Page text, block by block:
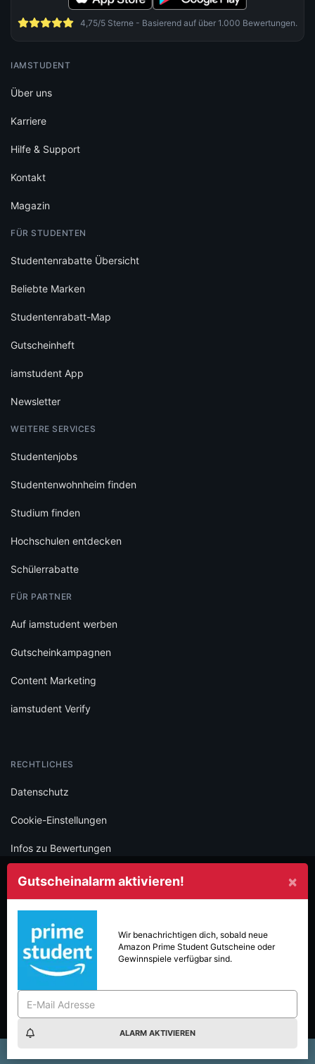
×
Gutscheinalarm aktivieren!
Wir benachrichtigen dich, sobald neue
Amazon Prime StudentGutscheine oder
Gewinnspiele verfügbar sind.
ALARM AKTIVIEREN
4,75/5 Sterne - Basierend auf über 1.000 Bewertungen.
IAMSTUDENT
Über uns
Karriere
Hilfe & Support
Kontakt
Magazin
FÜR STUDENTEN
Studentenrabatte Übersicht
Beliebte Marken
Studentenrabatt-Map
Gutscheinheft
iamstudent App
Newsletter
WEITERE SERVICES
Studentenjobs
Studentenwohnheim finden
Studium finden
Hochschulen entdecken
Schülerrabatte
FÜR PARTNER
Auf iamstudent werben
Gutscheinkampagnen
Content Marketing
iamstudent Verify
RECHTLICHES
Datenschutz
Cookie-Einstellungen
Infos zu Bewertungen
AGB
SOCIAL
Folge iamstudent und verpasse keine Deals mehr.
Made with
in Vienna.